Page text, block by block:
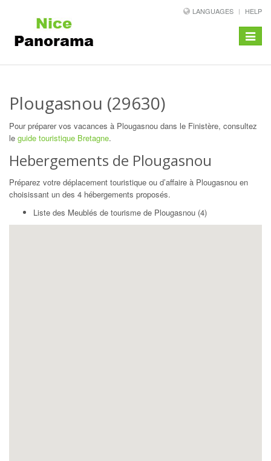
LANGUAGES HELP
Toggle
Plougasnou (29630)
Pour préparer vos vacances à Plougasnou dans le Finistère, consultez
le guide touristique Bretagne.
Hebergements de Plougasnou
Préparez votre déplacement touristique ou d’affaire à Plougasnou en
choisissant un des 4 hébergements proposés.
Liste des Meublés de tourisme de Plougasnou (4)